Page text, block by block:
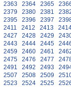
2363 2364 2365
2379 2380 2381
2395 2396 2397
2411 2412 2413
2427 2428 2429
2443 2444 2445
2459 2460 2461
2475 2476 2477
2491 2492 2493
2507 2508 2509
2523 2524 2525